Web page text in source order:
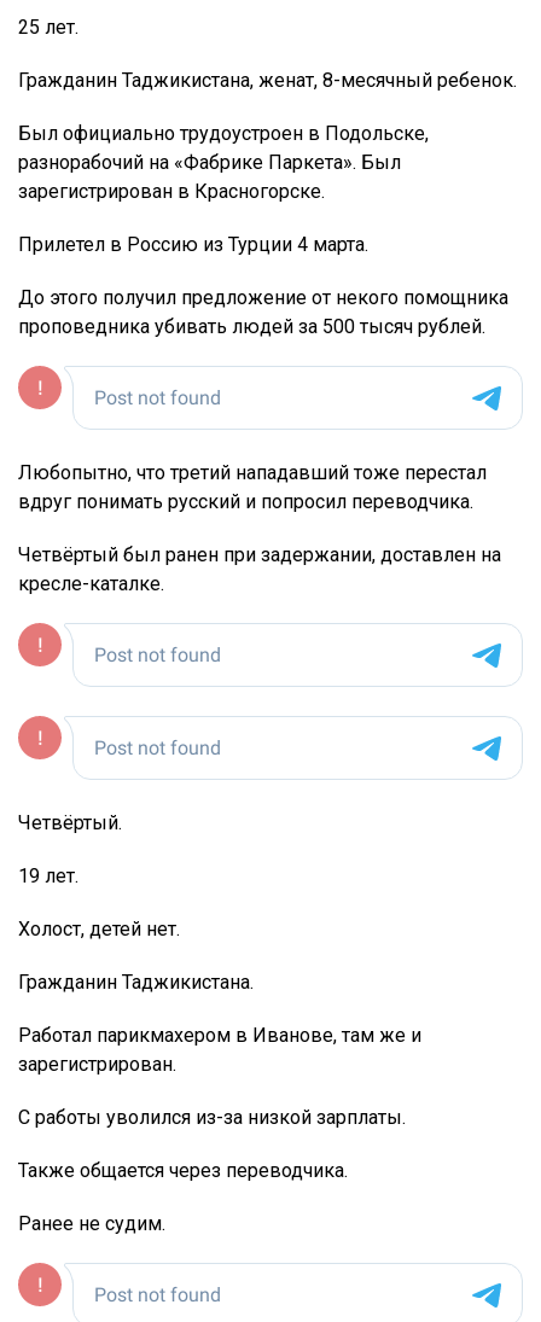
25 лет.
Гражданин Таджикистана, женат, 8-месячный ребенок.
Был официально трудоустроен в Подольске,
разнорабочий на «Фабрике Паркета». Был
зарегистрирован в Красногорске.
Прилетел в Россию из Турции 4 марта.
До этого получил предложение от некого помощника
проповедника убивать людей за 500 тысяч рублей.
Любопытно, что третий нападавший тоже перестал
вдруг понимать русский и попросил переводчика.
Четвёртый был ранен при задержании, доставлен на
кресле-каталке.
Четвёртый.
19 лет.
Холост, детей нет.
Гражданин Таджикистана.
Работал парикмахером в Иванове, там же и
зарегистрирован.
С работы уволился из-за низкой зарплаты.
Также общается через переводчика.
Ранее не судим.